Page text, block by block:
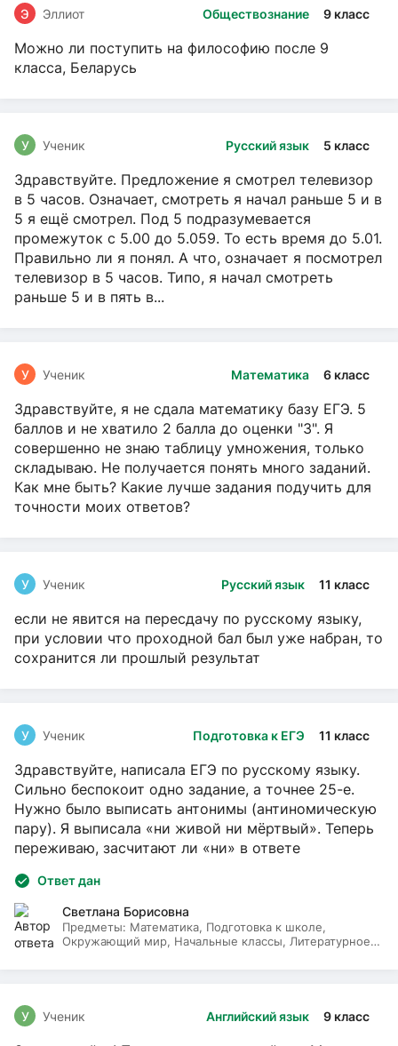
Обществознание 9 класс
Э Эллиот
Можно ли поступить на философию после 9
класса, Беларусь
Русский язык 5 класс
У Ученик
Здравствуйте. Предложение я смотрел телевизор
в 5 часов. Означает, смотреть я начал раньше 5 и в
5 я ещё смотрел. Под 5 подразумевается
промежуток с 5.00 до 5.059. То есть время до 5.01.
Правильно ли я понял. А что, означает я посмотрел
телевизор в 5 часов. Типо, я начал смотреть
раньше 5 и в пять в...
Математика 6 класс
У Ученик
Здравствуйте, я не сдала математику базу ЕГЭ. 5
баллов и не хватило 2 балла до оценки "3". Я
совершенно не знаю таблицу умножения, только
складываю. Не получается понять много заданий.
Как мне быть? Какие лучше задания подучить для
точности моих ответов?
Русский язык 11 класс
У Ученик
если не явится на пересдачу по русскому языку,
при условии что проходной бал был уже набран, то
сохранится ли прошлый результат
Подготовка к ЕГЭ 11 класс
У Ученик
Здравствуйте, написала ЕГЭ по русскому языку.
Сильно беспокоит одно задание, а точнее 25-е.
Нужно было выписать антонимы (антиномическую
пару). Я выписала «ни живой ни мёртвый». Теперь
переживаю, засчитают ли «ни» в ответе
Ответ дан
Светлана Борисовна
Предметы: Математика, Подготовка к школе,
Окружающий мир, Начальные классы, Литературное
Английский язык 9 класс
У Ученик